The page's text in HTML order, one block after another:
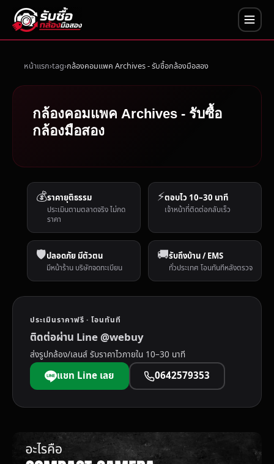
หน้าแรก tag กล้องคอมแพค Archives - รับซื้อกล้องมือสอง
กล้องคอมแพค Archives - รับซื้อ
กล้องมือสอง
💰ราคายุติธรรม
ประเมินตามตลาดจริง ไม่กด
ราคา
⚡ตอบไว 10–30 นาที
เจ้าหน้าที่ติดต่อกลับเร็ว
🛡️ปลอดภัย มีตัวตน
มีหน้าร้าน บริษัทจดทะเบียน
🚚รับถึงบ้าน / EMS
ทั่วประเทศ โอนทันทีหลังตรวจ
ประเมินราคาฟรี · โอนทันที
ติดต่อผ่าน Line @webuy
ส่งรูปกล้อง/เลนส์ รับราคาไวภายใน 10–30 นาที
แชท Line เลย 0642579353